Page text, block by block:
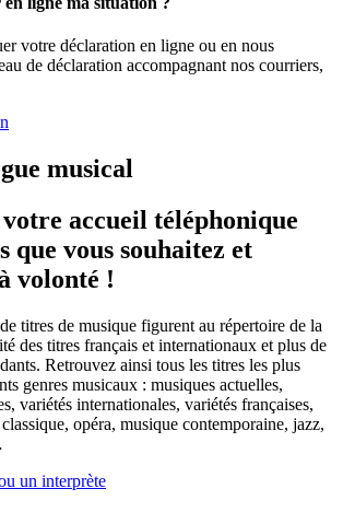
votre déclaration en ligne ou en nous
de déclaration accompagnant nos courriers,
musical
accueil téléphonique
que vous souhaitez et
volonté !
titres de musique figurent au répertoire de la
des titres français et internationaux et plus de
Retrouvez ainsi tous les titres les plus
genres musicaux : musiques actuelles,
variétés internationales, variétés françaises,
opéra, musique contemporaine, jazz,
un interprète